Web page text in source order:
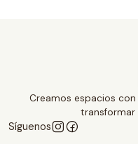
Creamos espacios
transformar
Síguenos